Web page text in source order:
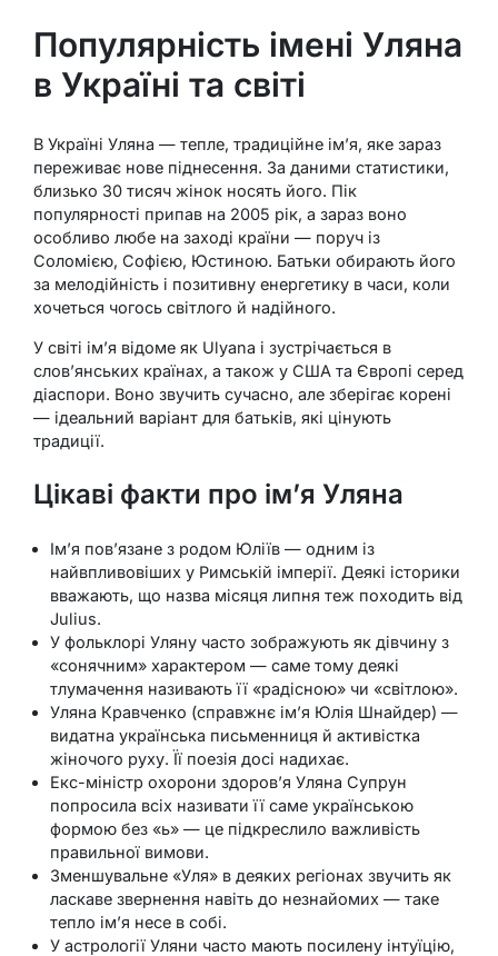
Популярність імені Уляна
в Україні та світі
В Україні Уляна — тепле, традиційне ім’я, яке зараз
переживає нове піднесення. За даними статистики,
близько 30 тисяч жінок носять його. Пік
популярності припав на 2005 рік, а зараз воно
особливо любе на заході країни — поруч із
Соломією, Софією, Юстиною. Батьки обирають його
за мелодійність і позитивну енергетику в часи, коли
хочеться чогось світлого й надійного.
У світі ім’я відоме як Ulyana і зустрічається в
слов’янських країнах, а також у США та Європі серед
діаспори. Воно звучить сучасно, але зберігає корені
— ідеальний варіант для батьків, які цінують
традиції.
Цікаві факти про ім’я Уляна
Ім’я пов’язане з родом Юліїв — одним із
найвпливовіших у Римській імперії. Деякі історики
вважають, що назва місяця липня теж походить від
Julius.
У фольклорі Уляну часто зображують як дівчину з
«сонячним» характером — саме тому деякі
тлумачення називають її «радісною» чи «світлою».
Уляна Кравченко (справжнє ім’я Юлія Шнайдер) —
видатна українська письменниця й активістка
жіночого руху. Її поезія досі надихає.
Екс-міністр охорони здоров’я Уляна Супрун
попросила всіх називати її саме українською
формою без «ь» — це підкреслило важливість
правильної вимови.
Зменшувальне «Уля» в деяких регіонах звучить як
ласкаве звернення навіть до незнайомих — таке
тепло ім’я несе в собі.
У астрології Уляни часто мають посилену інтуїцію,